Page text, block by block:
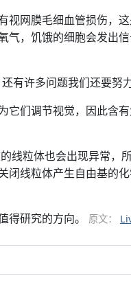
视网膜毛细血管损伤，
气，饥饿的细胞会发出
有许多问题我们还要努
它们调节视觉，因此含
线粒体也会出现异常，
闭线粒体产生自由基的
得研究的方向。
原文：